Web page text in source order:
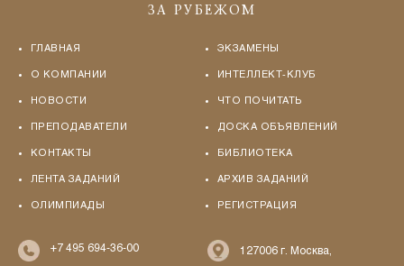
ЗА РУБЕЖОМ
ГЛАВНАЯ
О КОМПАНИИ
НОВОСТИ
ПРЕПОДАВАТЕЛИ
КОНТАКТЫ
ЛЕНТА ЗАДАНИЙ
ОЛИМПИАДЫ
ЭКЗАМЕНЫ
ИНТЕЛЛЕКТ-КЛУБ
ЧТО ПОЧИТАТЬ
ДОСКА ОБЪЯВЛЕНИЙ
БИБЛИОТЕКА
АРХИВ ЗАДАНИЙ
РЕГИСТРАЦИЯ
+7 495 694-36-00 127006 г. Москва,